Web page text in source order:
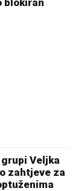
Veljka
zahtjeve za